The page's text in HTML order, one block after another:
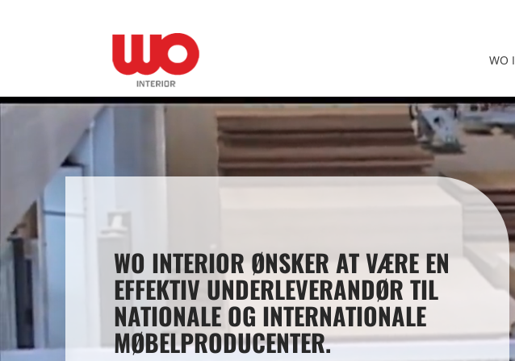
WO
WO INTERIOR ØNSKER AT VÆRE EN
EFFEKTIV UNDERLEVERANDØR TIL
NATIONALE OG INTERNATIONALE
MØBELPRODUCENTER.